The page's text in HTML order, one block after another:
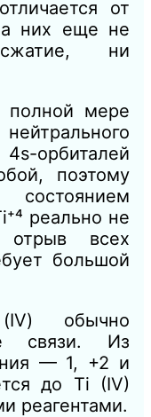
от
них еще не
ни
полной мере
орбиталей
поэтому
реально не
отрыв всех
большой
обычно
связи. Из
— 1, +2 и
до Ti (IV)
реагентами.